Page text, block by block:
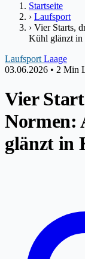
Startseite
› Laufsport
› Vier Starts,
Kühl glänzt in
Laufsport Laage
03.06.2026 • 2 Min
Vier
Normen:
glänzt in